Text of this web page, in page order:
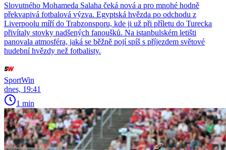
Slovutného Mohameda Salaha čeká nová a pro mnohé hodně
překvapivá fotbalová výzva. Egyptská hvězda po odchodu z
Liverpoolu míří do Trabzonsporu, kde ji už při příletu do Turecka
přivítaly stovky nadšených fanoušků. Na istanbulském letišti
panovala atmosféra, jaká se běžně pojí spíš s příjezdem světové
hudební hvězdy než fotbalisty.
SportWin
dnes, 19:41
1 min